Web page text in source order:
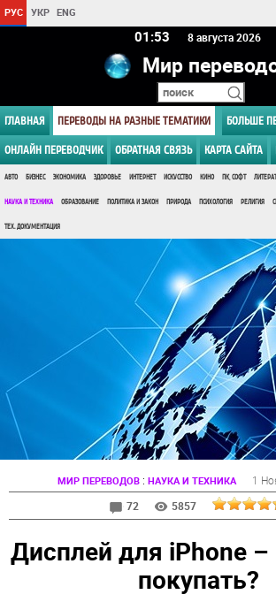
РУС УКР ENG
01 53 8 августа 2026
Мир
ГЛАВНАЯ ПЕРЕВОДЫ НА РАЗНЫЕ ТЕМАТИКИ БОЛЬШЕ
ОНЛАЙН ПЕРЕВОДЧИК ОБРАТНАЯ СВЯЗЬ КАРТА САЙТА
АВТО БИЗНЕС ЭКОНОМИКА ЗДОРОВЬЕ ИНТЕРНЕТ ИСКУССТВО КИНО ПК, СОФТ
НАУКА И ТЕХНИКА ОБРАЗОВАНИЕ ПОЛИТИКА И ЗАКОН ПРИРОДА ПСИХОЛОГИЯ РЕЛИГИЯ
ТЕХ. ДОКУМЕНТАЦИЯ
МИР ПЕРЕВОДОВ: НАУКА И ТЕХНИКА 1
72
5857
Дисплей для iPhone –
покупать?